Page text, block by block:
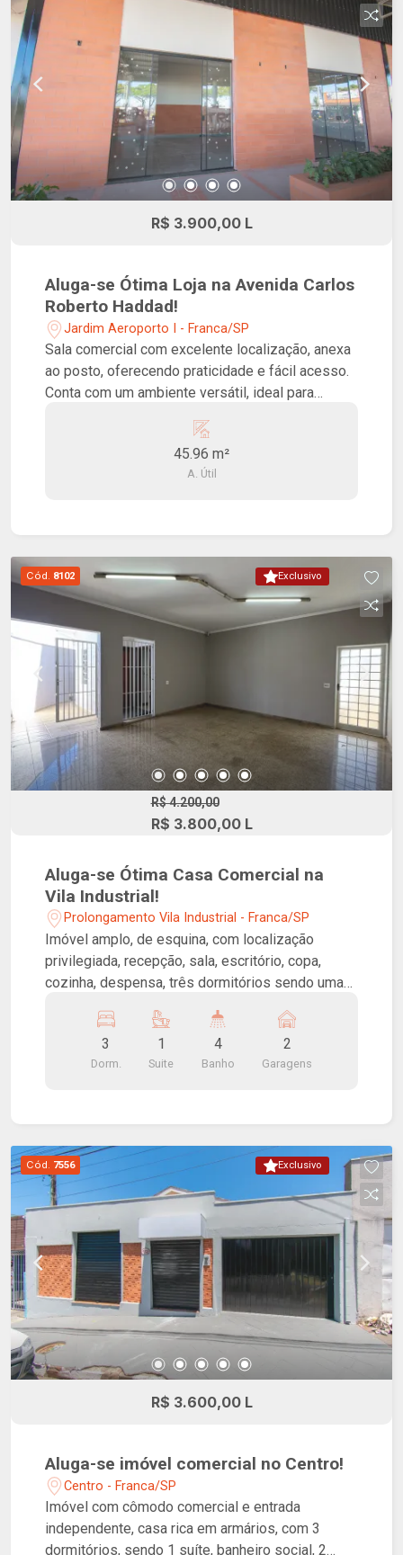
R$ 3.900,00 L
Aluga-se Ótima Loja na Avenida Carlos
Roberto Haddad!
Jardim Aeroporto I - Franca/SP
Sala comercial com excelente localização, anexa
ao posto, oferecendo praticidade e fácil acesso.
Conta com um ambiente versátil, ideal para
segmentos comerciais que buscam boa
visibilidade e fluxo de clientes.
45.96 m²
A. Útil
Exclusivo
Cód. 8102
R$ 4.200,00
R$ 3.800,00 L
Aluga-se Ótima Casa Comercial na
Vila Industrial!
Prolongamento Vila Industrial - Franca/SP
Imóvel amplo, de esquina, com localização
privilegiada, recepção, sala, escritório, copa,
cozinha, despensa, três dormitórios sendo uma
churrasqueira e garagem coberta para dois
3
Dorm.
1
Suite
4
Banho
2
Garagens
Exclusivo
Cód. 7556
R$ 3.600,00 L
Aluga-se imóvel comercial no Centro!
Centro - Franca/SP
Imóvel com cômodo comercial e entrada
independente, casa rica em armários, com 3
dormitórios, sendo 1 suíte, banheiro social, 2